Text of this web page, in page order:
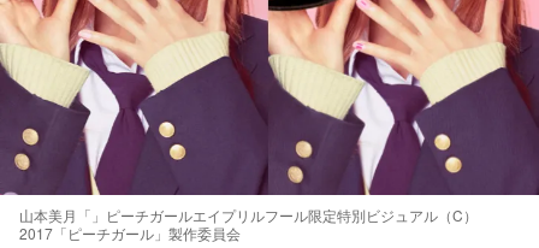
山本美月「」ピーチガールエイプリルフール限定特別ビジュアル（C）
2017「ピーチガール」製作委員会